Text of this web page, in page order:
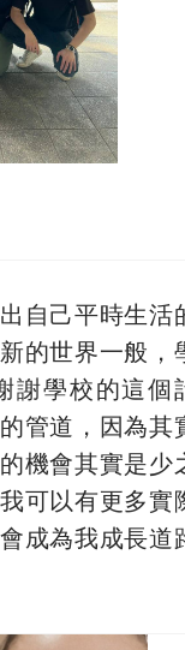
自己平時生活
的世界一般，
謝學校的這個
管道，因為其
機會其實是少
可以有更多實
成為我成長道